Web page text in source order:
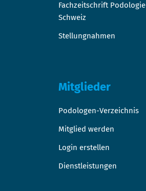
Fachzeitschrift Podologie
Schweiz
Stellungnahmen
Mitglieder
Podologen-Verzeichnis
Mitglied werden
Login erstellen
Dienstleistungen